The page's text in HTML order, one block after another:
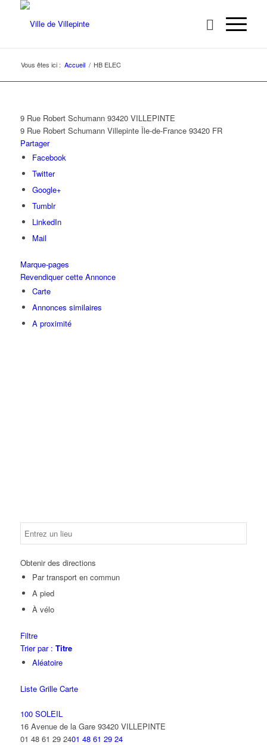
Vous êtes ici : Accueil / HB ELEC
9 Rue Robert Schumann 93420 VILLEPINTE
9 Rue Robert Schumann Villepinte Île-de-France 93420 FR
Partager
Facebook
Twitter
Google+
Tumblr
LinkedIn
Mail
Marque-pages
Revendiquer cette Annonce
Carte
Annonces similaires
A proximité
Obtenir des directions
Par transport en commun
A pied
À vélo
Filtre
Trier par : Titre
Aléatoire
Liste Grille Carte
100 SOLEIL
16 Avenue de la Gare 93420 VILLEPINTE
01 48 61 29 2401 48 61 29 24